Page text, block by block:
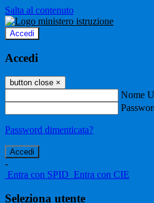
Salta al contenuto
Accedi
Accedi
button close ×
Nome
Password dimenticata?
-
Entra con SPID Entra con CIE
Seleziona utente